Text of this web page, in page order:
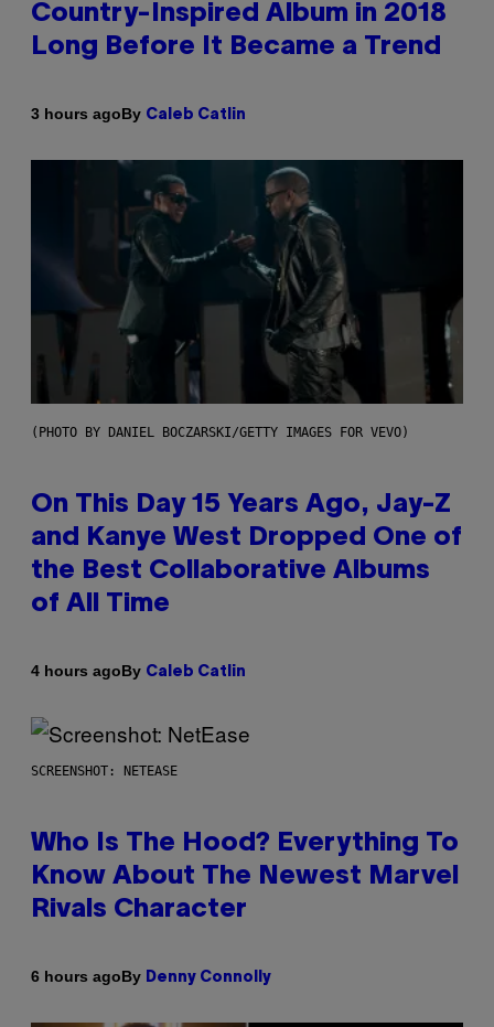
Country-Inspired Album in 2018
Long Before It Became a Trend
3 hours agoBy Caleb Catlin
(PHOTO BY DANIEL BOCZARSKI/GETTY IMAGES FOR VEVO)
On This Day 15 Years Ago, Jay-Z
and Kanye West Dropped One of
the Best Collaborative Albums
of All Time
4 hours agoBy Caleb Catlin
SCREENSHOT: NETEASE
Who Is The Hood? Everything To
Know About The Newest Marvel
Rivals Character
6 hours agoBy Denny Connolly